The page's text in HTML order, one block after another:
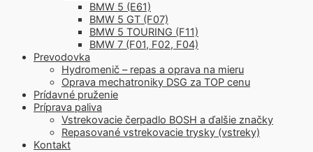
BMW 5 (E61)
BMW 5 GT (F07)
BMW 5 TOURING (F11)
BMW 7 (F01, F02, F04)
Prevodovka
Hydromenič – repas a oprava na mieru
Oprava mechatroniky DSG za TOP cenu
Prídavné pruženie
Príprava paliva
Vstrekovacie čerpadlo BOSH a ďalšie značky
Repasované vstrekovacie trysky (vstreky)
Kontakt